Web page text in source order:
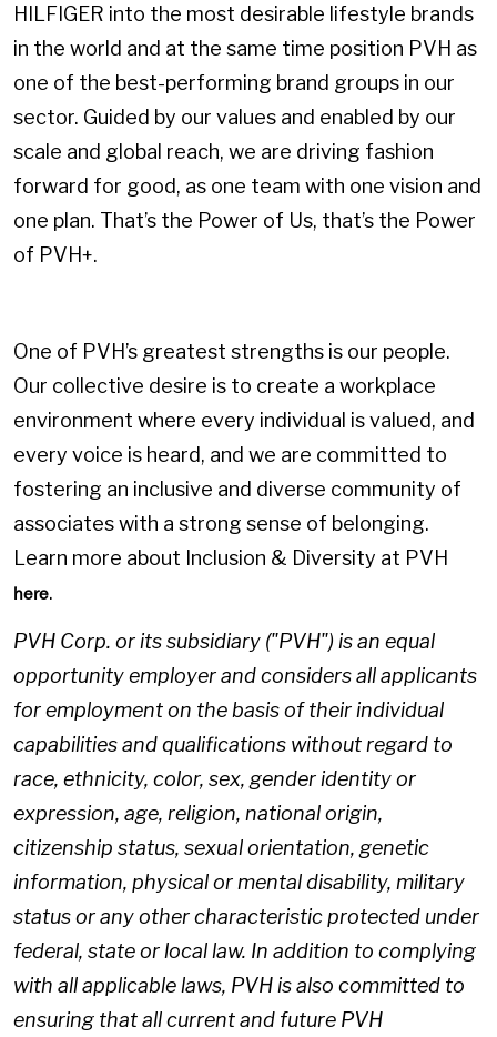
HILFIGER into the most desirable lifestyle brands
in the world and at the same time position PVH as
one of the best-performing brand groups in our
sector. Guided by our values and enabled by our
scale and global reach, we are driving fashion
forward for good, as one team with one vision and
one plan. That’s the Power of Us, that’s the Power
of PVH+.
One of PVH’s greatest strengths is our people.
Our collective desire is to create a workplace
environment where every individual is valued, and
every voice is heard, and we are committed to
fostering an inclusive and diverse community of
associates with a strong sense of belonging.
Learn more about Inclusion & Diversity at PVH
here.
PVH Corp. or its subsidiary ("PVH") is an equal
opportunity employer and considers all applicants
for employment on the basis of their individual
capabilities and qualifications without regard to
race, ethnicity, color, sex, gender identity or
expression, age, religion, national origin,
citizenship status, sexual orientation, genetic
information, physical or mental disability, military
status or any other characteristic protected under
federal, state or local law. In addition to complying
with all applicable laws, PVH is also committed to
ensuring that all current and future PVH